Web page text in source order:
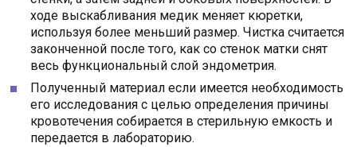
ходе выскабливания медик меняет кюретки,
используя более меньший размер. Чистка считается
законченной после того, как со стенок матки снят
весь функциональный слой эндометрия.
Полученный материал если имеется необходимость
его исследования с целью определения причины
кровотечения собирается в стерильную емкость и
передается в лабораторию.